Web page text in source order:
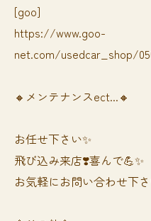
[goo]
https://www.goo-
net.com/usedcar_shop/
🔸メンテナンスect...🔸
お任せ下さい✨
飛び込み来店❣️喜んで💪✨
お気軽にお問い合わせ下さ